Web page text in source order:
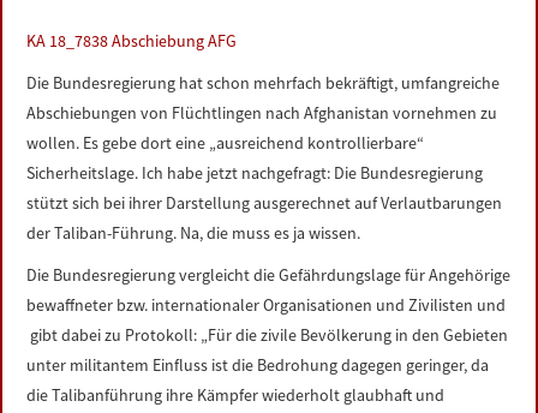
IMPRESSUM
KA 18_7838 Abschiebung AFG
Die Bundesregierung hat schon mehrfach bekräftigt, umfangreiche
Abschiebungen von Flüchtlingen nach Afghanistan vornehmen zu
wollen. Es gebe dort eine „ausreichend kontrollierbare“
Sicherheitslage. Ich habe jetzt nachgefragt: Die Bundesregierung
stützt sich bei ihrer Darstellung ausgerechnet auf Verlautbarungen
der Taliban-Führung. Na, die muss es ja wissen.
Die Bundesregierung vergleicht die Gefährdungslage für Angehörige
bewaffneter bzw. internationaler Organisationen und Zivilisten und
gibt dabei zu Protokoll: „Für die zivile Bevölkerung in den Gebieten
unter militantem Einfluss ist die Bedrohung dagegen geringer, da
die Talibanführung ihre Kämpfer wiederholt glaubhaft und